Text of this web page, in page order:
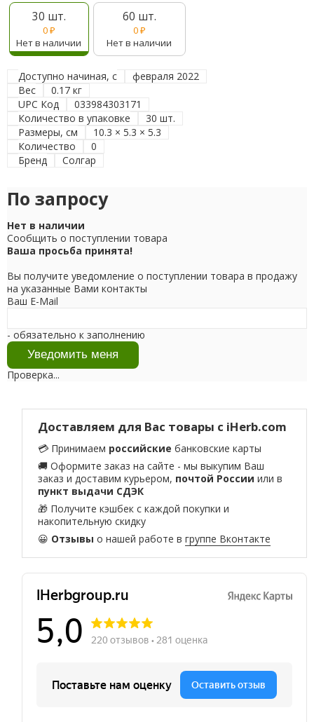
30 шт.
0₽
Нет в наличии
60 шт.
0₽
Нет в наличии
Доступно начиная, с
февраля 2022
Вес
0.17 кг
UPC Код
033984303171
Количество в упаковке
30 шт.
Размеры, см
10.3 × 5.3 × 5.3
Количество
0
Бренд
Солгар
По запросу
Нет в наличии
Сообщить о поступлении товара
Ваша просьба принята!
Вы получите уведомление о поступлении товара в продажу
на указанные Вами контакты
Ваш E-Mail
- обязательно к заполнению
Проверка...
Доставляем для Вас товары с iHerb.com
💳 Принимаем российские банковские карты
🚚 Оформите заказ на сайте - мы выкупим Ваш
заказ и доставим курьером, почтой России или в
пункт выдачи СДЭК
🎁 Получите кэшбек с каждой покупки и
накопительную скидку
😀 Отзывы о нашей работе вгруппе Вконтакте